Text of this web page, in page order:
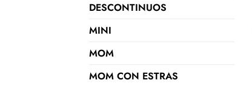
DESCONTINUOS
MINI
MOM
MOM CON ESTRAS